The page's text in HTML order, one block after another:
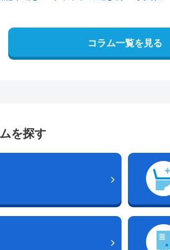
コラム一覧を見る
を探す